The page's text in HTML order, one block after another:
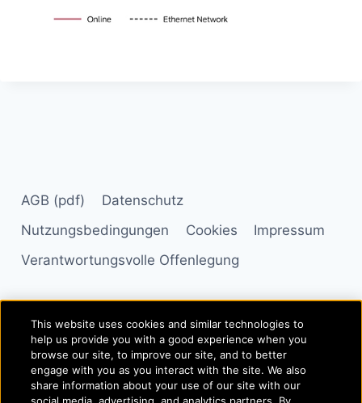
AGB (pdf)
Datenschutz
Nutzungsbedingungen
Cookies
Impressum
Verantwortungsvolle Offenlegung
© 2026 - SimonsVoss Technologies GmbH - Alle Rechte
vorbehalten
© Allegion plc, 2026 | Block D, Iveagh Court, Harcourt Road,
This website uses cookies and similar technologies to
help us provide you with a good experience when you
browse our site, to improve our site, and to better
engage with you as you interact with the site. We also
share information about your use of our site with our